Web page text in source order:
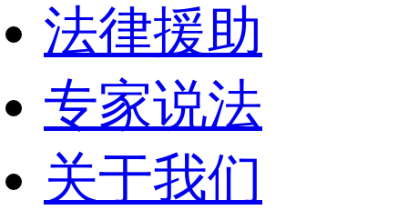
法律援助
专家说法
关于我们